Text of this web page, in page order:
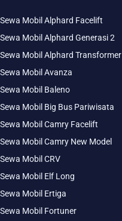
Sewa Mobil Alphard Facelift
Sewa Mobil Alphard Generasi 2
Sewa Mobil Alphard Transformer
Sewa Mobil Avanza
Sewa Mobil Baleno
Sewa Mobil Big Bus Pariwisata
Sewa Mobil Camry Facelift
Sewa Mobil Camry New Model
Sewa Mobil CRV
Sewa Mobil Elf Long
Sewa Mobil Ertiga
Sewa Mobil Fortuner